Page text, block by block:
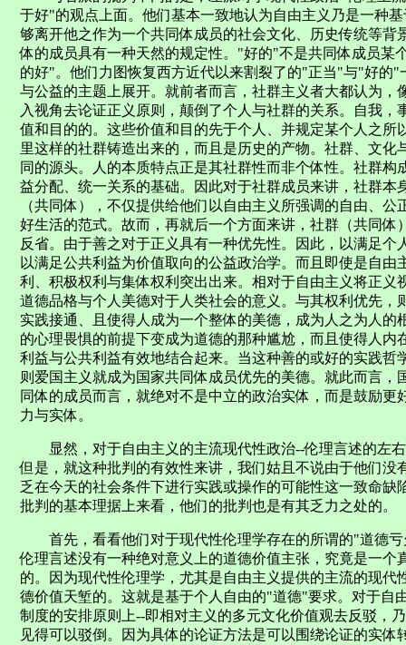
于好"的观点上面。他们基本一致地认为自由主义乃是一种
够离开他之作为一个共同体成员的社会文化、历史传统等
体的成员具有一种天然的规定性。"好的"不是共同体成员某
的好"。他们力图恢复西方近代以来割裂了的"正当"与"好的
与公益的主题上展开。就前者而言，社群主义者大都认为
入视角去论证正义原则，颠倒了个人与社群的关系。自我
值和目的的。这些价值和目的先于个人、并规定某个人之
里这样的社群铸造出来的，而且是历史的产物。社群、文
同的源头。人的本质特点正是其社群性而非个体性。社群
益分配、统一关系的基础。因此对于社群成员来讲，社群本
（共同体），不仅提供给他们以自由主义所强调的自由、
好生活的范式。故而，再就后一个方面来讲，社群（共同
反省。由于善之对于正义具有一种优先性。因此，以满足
以满足公共利益为价值取向的公益政治学。而且即使是自
利、积极权利与集体权利突出出来。相对于自由主义将正
道德品格与个人美德对于人类社会的意义。与其权利优先
实践接通、且使得人成为一个整体的美德，成为人之为人
的心理畏惧的前提下变成为道德的那种尴尬，而且使得人
利益与公共利益有效地结合起来。当这种善的或好的实践哲
则爱国主义就成为国家共同体成员优先的美德。就此而言
同体的成员而言，就绝对不是中立的政治实体，而是鼓励
力与实体。
显然，对于自由主义的主流现代性政治--伦理言述的左
但是，就这种批判的有效性来讲，我们姑且不说由于他们
乏在今天的社会条件下进行实践或操作的可能性这一致命
批判的基本理据上来看，他们的批判也是有其乏力之处的。
首先，看看他们对于现代性伦理学存在的所谓的"道德亏
伦理言述没有一种绝对意义上的道德价值主张，究竟是一
的。因为现代性伦理学，尤其是自由主义提供的主流的现
德价值天堑的。这就是基于个人自由的"道德"要求。对于自
制度的安排原则上--即相对主义的多元文化价值观去反驳，
见得可以驳倒。因为具体的论证方法是可以围绕论证的实